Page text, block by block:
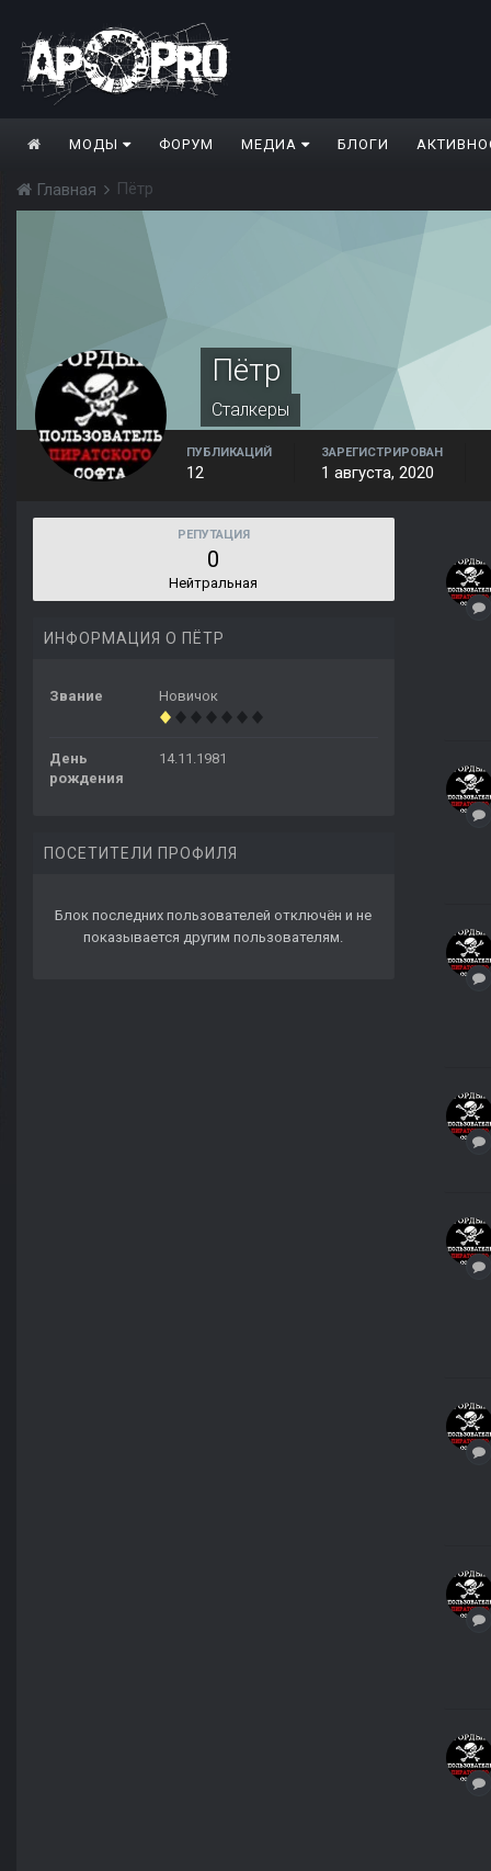
МОДЫ ФОРУМ МЕДИА БЛОГИ
Главная Пётр
Пётр
Сталкеры
ПУБЛИКАЦИЙ
12
ЗАРЕГИСТРИРОВАН
1 августа, 2020
РЕПУТАЦИЯ
0
Нейтральная
ИНФОРМАЦИЯ О ПЁТР
Звание Новичок
День
рождения
14.11.1981
ПОСЕТИТЕЛИ ПРОФИЛЯ
Блок последних пользователей отключён и не
показывается другим пользователям.